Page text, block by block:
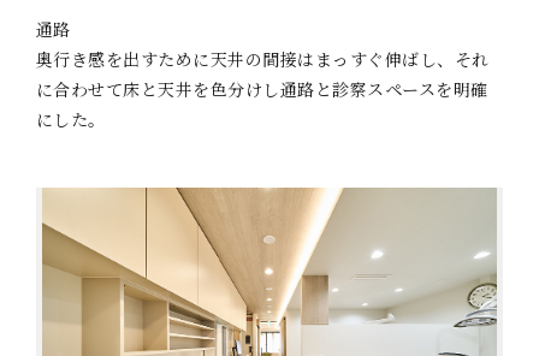
通路
奥行き感を出すために天井の間接はまっすぐ伸ばし、それ
に合わせて床と天井を色分けし通路と診察スペースを明確
にした。